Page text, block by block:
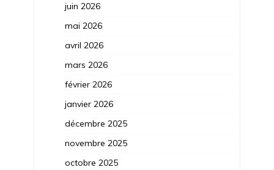
juin 2026
mai 2026
avril 2026
mars 2026
février 2026
janvier 2026
décembre 2025
novembre 2025
octobre 2025